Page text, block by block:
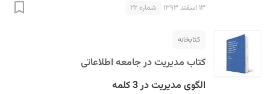
۱۳ اسفند ۱۳۹۳ شماره ۲۲
کتابخانه
کتاب مدیریت در جامعه اطلاعاتی
الگوی مدیریت در 3 کلمه